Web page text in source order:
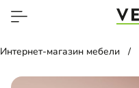
Интернет-магазин мебели